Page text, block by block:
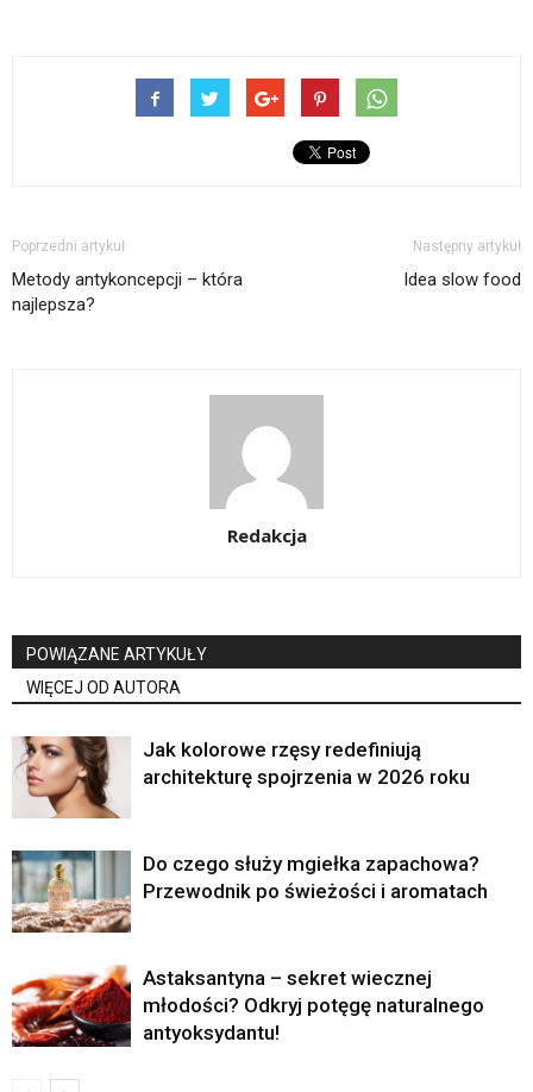
Poprzedni artykuł
Metody antykoncepcji – która
najlepsza?
Następny artykuł
Idea slow food
Redakcja
POWIĄZANE ARTYKUŁY
WIĘCEJ OD AUTORA
Jak kolorowe rzęsy redefiniują
architekturę spojrzenia w 2026 roku
Do czego służy mgiełka zapachowa?
Przewodnik po świeżości i aromatach
Astaksantyna – sekret wiecznej
młodości? Odkryj potęgę naturalnego
antyoksydantu!